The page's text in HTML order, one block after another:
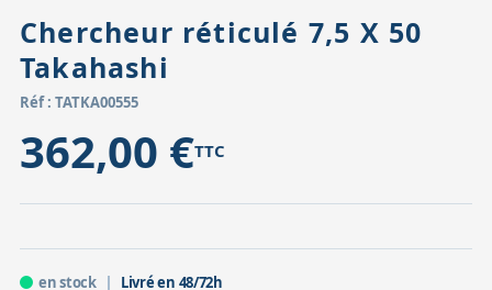
Chercheur réticulé 7,5 X 50
Takahashi
Réf : TATKA00555
362,00 €TTC
en stock Livré en 48/72h